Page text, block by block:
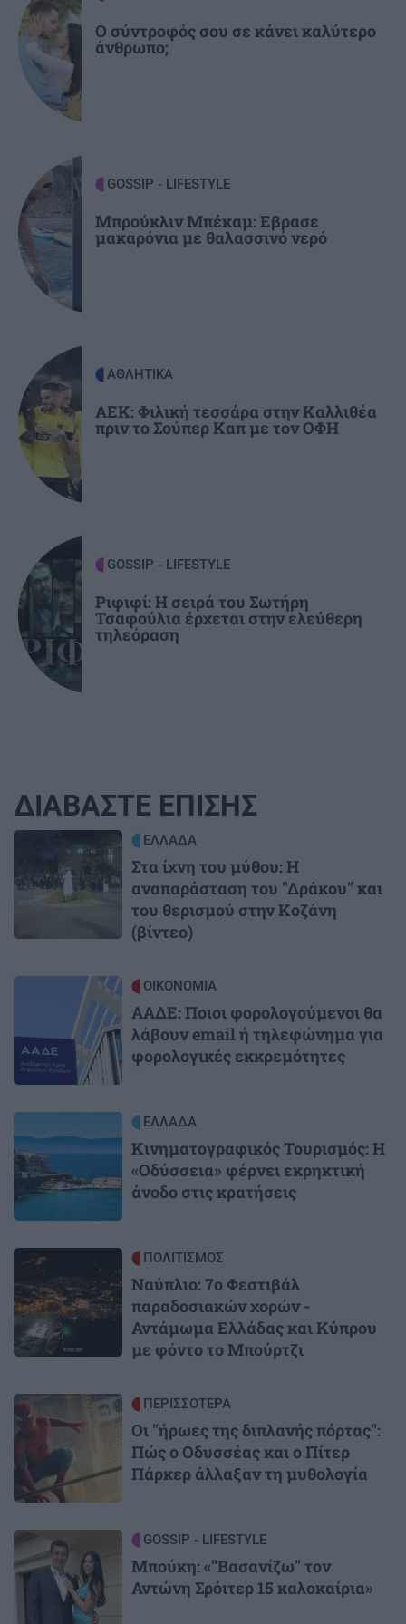
ΕΛΛΑΔΑ
Κινηματογραφικός Τουρισμός: Η «Οδύσσεια»
φέρνει εκρηκτική άνοδο στις κρατήσεις
ΠΟΛΙΤΙΣΜΟΣ
Αντάμωμα Ελλάδας και Κύπρου με φόντο το
Μπούρτζι
ΠΕΡΙΣΣΟΤΕΡΑ
Οδυσσέας και ο Πίτερ Πάρκερ άλλαξαν τη
μυθολογία
GOSSIP - LIFESTYLE
Μπούκη: «"Βασανίζω" τον Αντώνη Σρόιτερ 15
καλοκαίρια»
Ο σύντροφός σου σε κάνει καλύτερο
άνθρωπο;
GOSSIP - LIFESTYLE
Μπρούκλιν Μπέκαμ: Εβρασε
μακαρόνια με θαλασσινό νερό
ΑΘΛΗΤΙΚΑ
ΑΕΚ: Φιλική τεσσάρα στην Καλλιθέα
πριν το Σούπερ Καπ με τον ΟΦΗ
GOSSIP - LIFESTYLE
Ριφιφί: Η σειρά του Σωτήρη
Τσαφούλια έρχεται στην ελεύθερη
τηλεόραση
ΔΙΑΒΑΣΤΕ ΕΠΙΣΗΣ
ΕΛΛΑΔΑ
Στα ίχνη του μύθου: Η
αναπαράσταση του "Δράκου" και
του θερισμού στην Κοζάνη
(βίντεο)
ΟΙΚΟΝΟΜΙΑ
ΑΑΔΕ: Ποιοι φορολογούμενοι θα
λάβουν email ή τηλεφώνημα για
φορολογικές εκκρεμότητες
ΕΛΛΑΔΑ
Κινηματογραφικός Τουρισμός: Η
«Οδύσσεια» φέρνει εκρηκτική
άνοδο στις κρατήσεις
Image ΠΟΛΙΤΙΣΜΟΣ
Ναύπλιο: 7ο Φεστιβάλ
παραδοσιακών χορών -
Αντάμωμα Ελλάδας και Κύπρου
με φόντο το Μπούρτζι
Image ΠΕΡΙΣΣΟΤΕΡΑ
Οι "ήρωες της διπλανής πόρτας":
Πώς ο Οδυσσέας και ο Πίτερ
Πάρκερ άλλαξαν τη μυθολογία
Image GOSSIP - LIFESTYLE
Μπούκη: «"Βασανίζω" τον
Αντώνη Σρόιτερ 15 καλοκαίρια»